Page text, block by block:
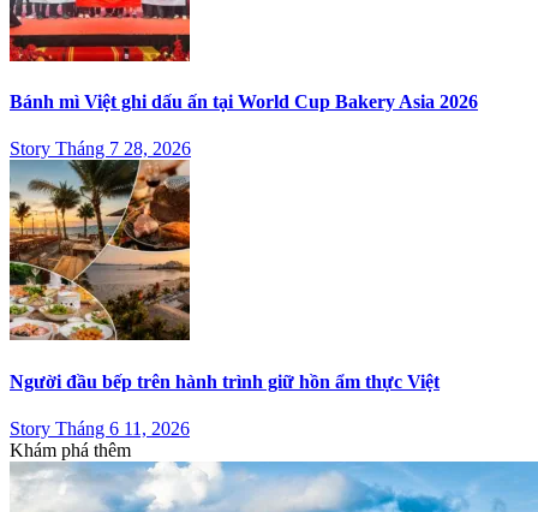
Bánh mì Việt ghi dấu ấn tại World Cup Bakery Asia 2026
Story Tháng 7 28, 2026
Người đầu bếp trên hành trình giữ hồn ẩm thực Việt
Story Tháng 6 11, 2026
Khám phá thêm